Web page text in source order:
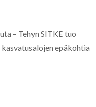
– Tehyn SITKE tuo
epäkohtia